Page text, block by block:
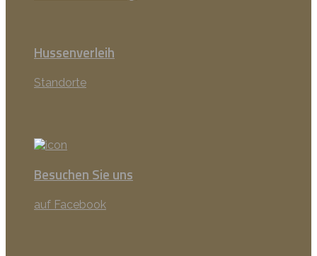
Hussenverleih
Standorte
Besuchen Sie uns
auf Facebook